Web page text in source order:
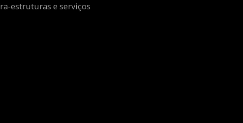
estruturas e serviços